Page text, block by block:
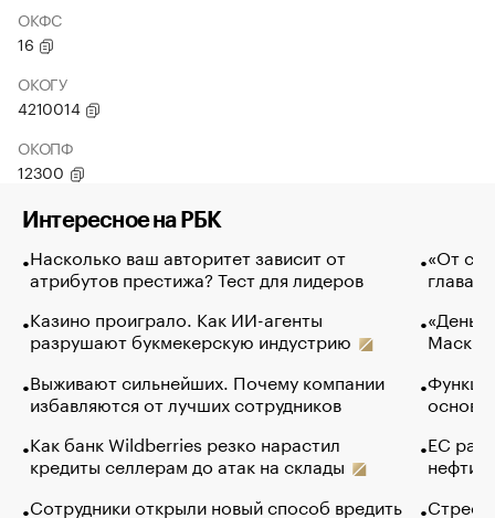
ОКФС
16
ОКОГУ
4210014
ОКОПФ
12300
Интересное на РБК
Насколько ваш авторитет зависит от
атрибутов престижа? Тест для лидеров
Казино проиграло. Как ИИ-агенты
разрушают букмекерскую индустрию
Выживают сильнейших. Почему компании
избавляются от лучших сотрудников
Как банк Wildberries резко нарастил
кредиты селлерам до атак на склады
Сотрудники открыли новый способ вредить
«От
глава
Маск в
основ
ЕС
нефти